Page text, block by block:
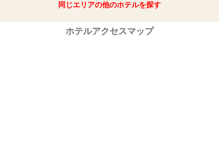
同じエリアの他のホテルを探す
ホテルアクセスマップ